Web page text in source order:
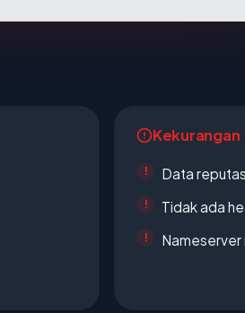
Kekurangan
Data
Tidak ada
Nameserver